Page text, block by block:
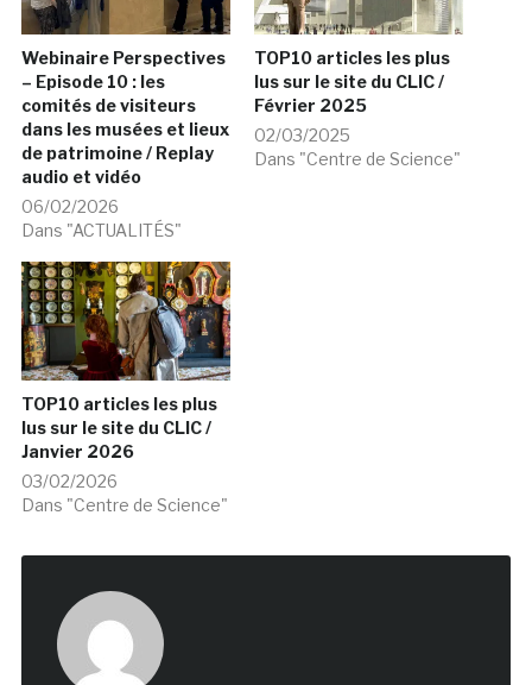
Webinaire Perspectives
– Episode 10 : les
comités de visiteurs
dans les musées et lieux
de patrimoine / Replay
audio et vidéo
06/02/2026
Dans "ACTUALITÉS"
TOP10 articles les plus
lus sur le site du CLIC /
Février 2025
02/03/2025
Dans "Centre de Science"
TOP10 articles les plus
lus sur le site du CLIC /
Janvier 2026
03/02/2026
Dans "Centre de Science"